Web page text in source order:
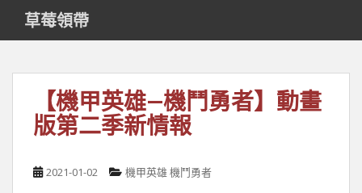
i
草莓領帶
【機甲英雄—機鬥勇者】動畫
版第二季新情報
2021-01-02 機甲英雄 機鬥勇者